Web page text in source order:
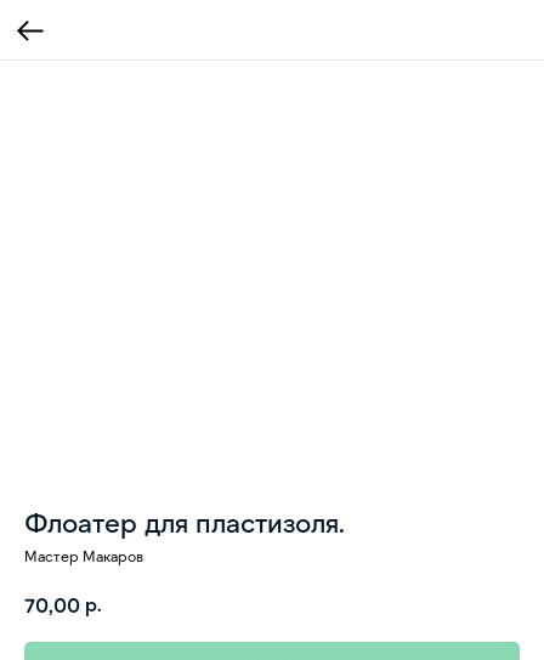
Флоатер для пластизоля.
Мастер Макаров
70,00 р.